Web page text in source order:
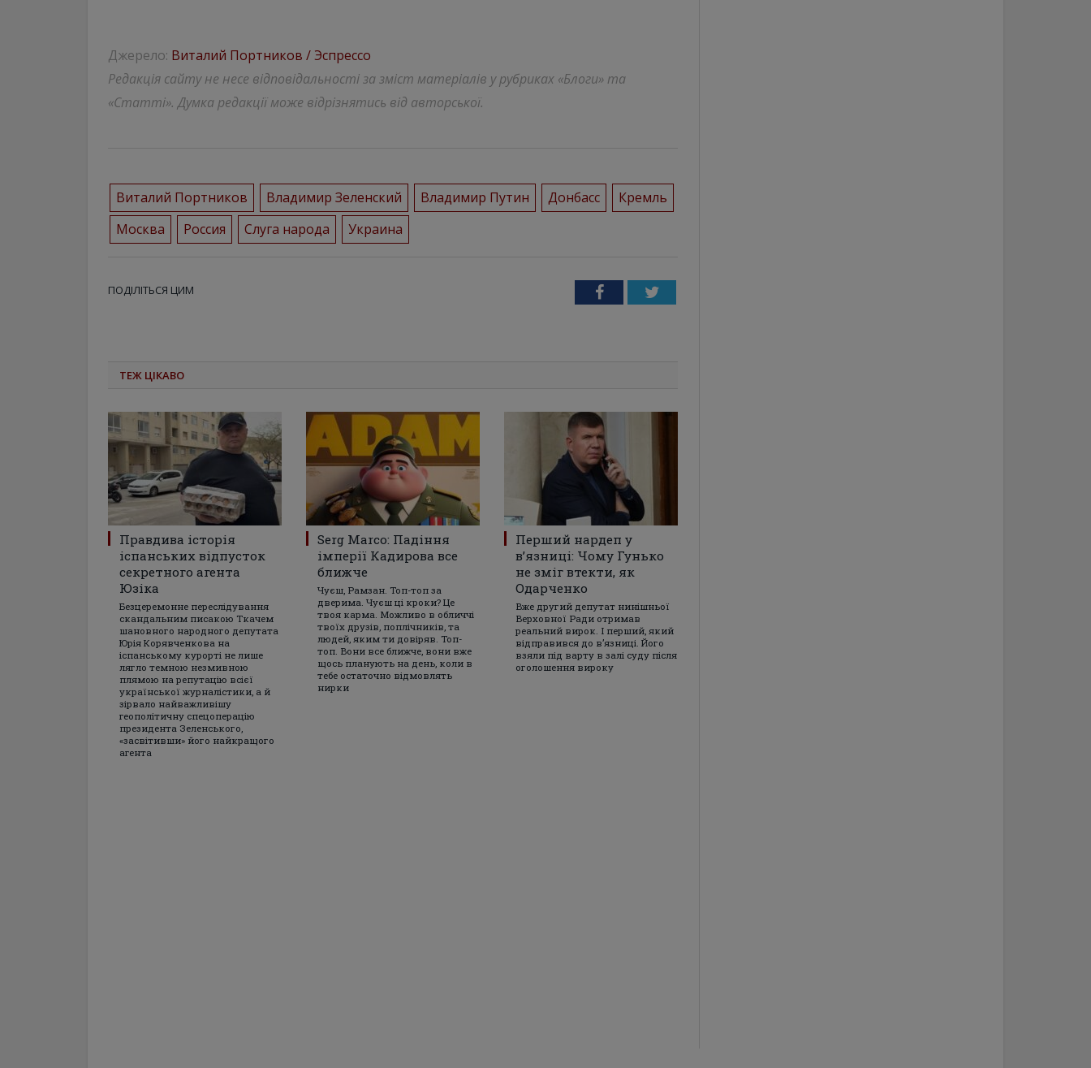
Джерело: Виталий Портников / Эспрессо
Редакція сайту не несе відповідальності за зміст матеріалів у рубриках «Блоги» та
«Статті». Думка редакції може відрізнятись від авторської.
Виталий Портников Владимир Зеленский Владимир Путин Донбасс
Кремль
Москва
Россия Слуга народа Украина
ПОДІЛІТЬСЯ ЦИМ FacebookTwitter
ТЕЖ ЦІКАВО
Правдива історія
іспанських відпусток
секретного агента
Юзіка
Безцеремонне переслідування
скандальним писакою Ткачем
шановного народного депутата
Юрія Корявченкова на
іспанському курорті не лише
лягло темною незмивною
плямою на репутацію всієї
української журналістики, а й
зірвало найважливішу
геополітичну спецоперацію
президента Зеленського,
«засвітивши» його найкращого
агента
Serg Marco: Падіння
імперії Кадирова все
ближче
Чуєш, Рамзан. Топ-топ за
дверима. Чуєш ці кроки? Це
твоя карма. Можливо в обличчі
твоїх друзів, поплічників, та
людей, яким ти довіряв. Топ-
топ. Вони все ближче, вони вже
щось планують на день, коли в
тебе остаточно відмовлять
нирки
Перший нардеп у
в’язниці: Чому Гунько
не зміг втекти, як
Одарченко
Вже другий депутат нинішньої
Верховної Ради отримав
реальний вирок. І перший, який
відправився до в’язниці. Його
взяли під варту в залі суду після
оголошення вироку